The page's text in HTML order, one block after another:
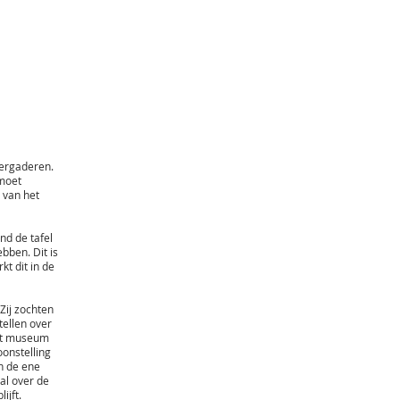
van het
de tafel
Dit is
dit in de
zochten
over
museum
de ene
over de